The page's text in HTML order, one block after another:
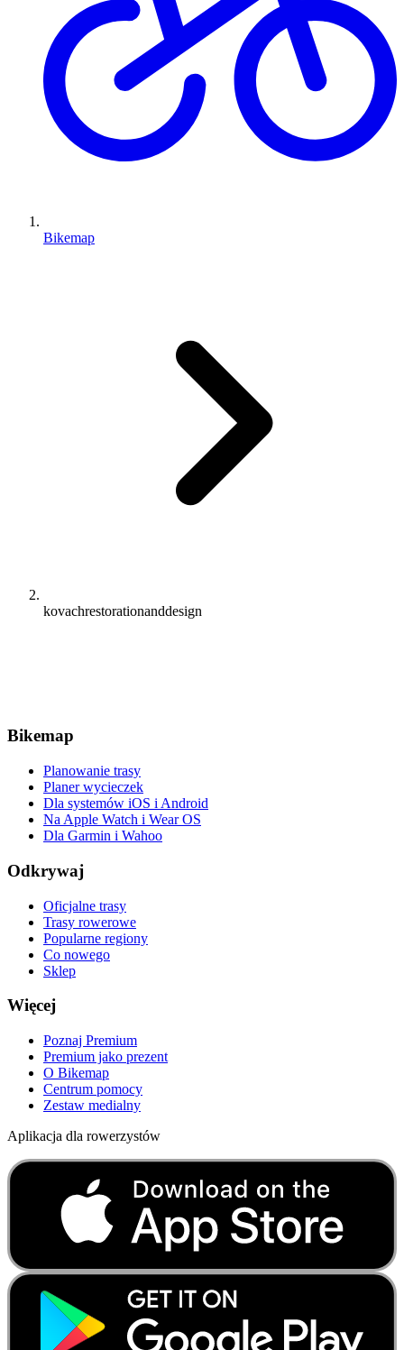
Bikemap
kovachrestorationanddesign
Bikemap
Planowanie trasy
Planer wycieczek
Dla systemów iOS i Android
Na Apple Watch i Wear OS
Dla Garmin i Wahoo
Odkrywaj
Oficjalne trasy
Trasy rowerowe
Popularne regiony
Co nowego
Sklep
Więcej
Poznaj Premium
Premium jako prezent
O Bikemap
Centrum pomocy
Zestaw medialny
Aplikacja dla rowerzystów